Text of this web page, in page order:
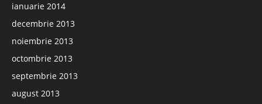
ianuarie 2014
decembrie 2013
noiembrie 2013
octombrie 2013
septembrie 2013
august 2013